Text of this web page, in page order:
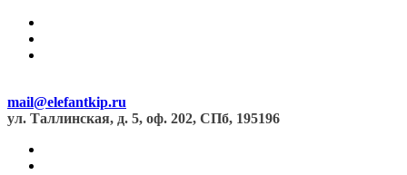
mail@elefantkip.ru
ул. Таллинская, д. 5, оф. 202, СПб, 195196